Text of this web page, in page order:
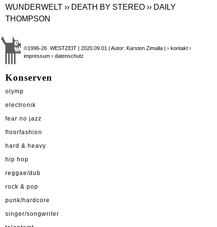
WUNDERWELT ›› DEATH BY STEREO ›› DAILY
THOMPSON
©1996-26 WESTZEIT | 2020.09.01 | Autor: Karsten Zimalla |› kontakt ›
impressum › datenschutz
Konserven
olymp
electronik
fear no jazz
floorfashion
hard & heavy
hip hop
reggae/dub
rock & pop
punk/hardcore
singer/songwriter